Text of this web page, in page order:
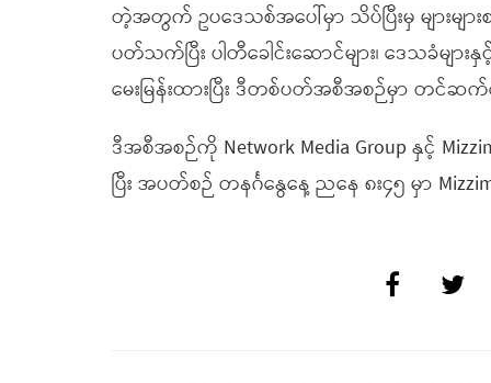
တဲ့အတွက် ဥပဒေသစ်အပေါ်မှာ သိပ်ပြီးမှ များများ
ပတ်သက်ပြီး ပါတီခေါင်းဆောင်များ၊ ဒေသခံ
မေးမြန်းထားပြီး ဒီတစ်ပတ်အစီအစဉ်မှာ တင်ဆက်
ဒီအစီအစဉ်ကို Network Media Group နှင့်
ပြီး အပတ်စဉ် တနင်္ဂနွေနေ့ ညနေ ၈း၄၅ မှာ